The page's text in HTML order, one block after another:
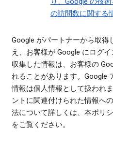
の訪問数に関する
Google がパートナーから取得
え、お客様が Google にログ
収集した情報は、お客様の
れることがあります。Google
情報は個人情報として扱われ
ントに関連付けられた情報へ
法について詳しくは、本ポリ
をご覧ください。